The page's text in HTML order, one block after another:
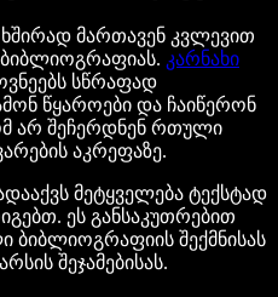
ხშირად მართავენ კვლევით
ბიბლიოგრაფიას. კარნახი
სწრაფად
წყაროები და ჩაიწერონ
არ შეჩერდნენ რთული
აკრეფაზე.
მეტყველება ტექსტად
ეს განსაკუთრებით
ბიბლიოგრაფიის შექმნისას
შეჯამებისას.